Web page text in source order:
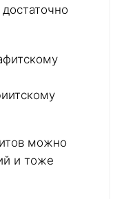
можно
и тоже